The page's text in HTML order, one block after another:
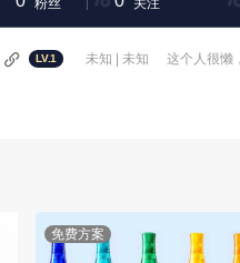
粉丝 关注
LV.1 未知 | 未知 这个人很懒
免费方案